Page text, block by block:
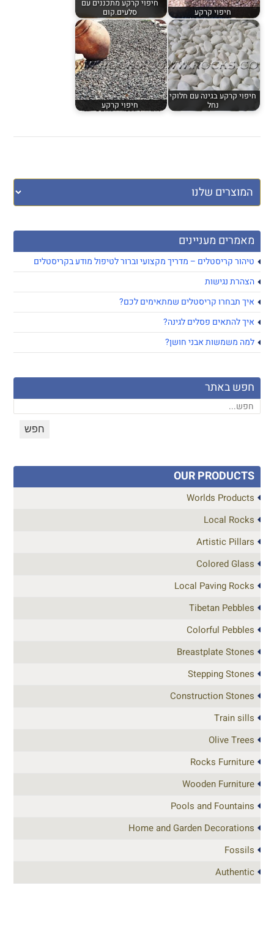
מאמרים מעניינים
טיהור קריסטלים – מדריך מקצועי וברור לטיפול מודע בקריסטלים
הצהרת נגישות
איך תבחרו קריסטלים שמתאימים לכם?
איך להתאים פסלים לגינה?
למה משמשות אבני חושן?
חפש באתר
חיפוי קרקע
חיפוי קרקע מתכננים עם
סלעים.קום
חיפוי קרקע בגינה עם חלוקי
נחל
חיפוי קרקע
OUR PRODUCTS
Worlds Products
Local Rocks
Artistic Pillars
Colored Glass
Local Paving Rocks
Tibetan Pebbles
Colorful Pebbles
Breastplate Stones
Stepping Stones
Construction Stones
Train sills
Olive Trees
Rocks Furniture
Wooden Furniture
Pools and Fountains
Home and Garden Decorations
Fossils
Authentic